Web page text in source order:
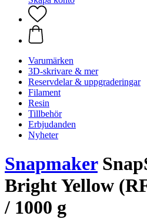
Varumärken
3D-skrivare & mer
Reservdelar & uppgraderingar
Filament
Resin
Tillbehör
Erbjudanden
Nyheter
Snapmaker
Bright Yellow
/ 1000 g